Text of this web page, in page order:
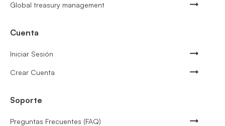
Global treasury management
Cuenta
Iniciar Sesión
Crear Cuenta
Soporte
Preguntas Frecuentes (FAQ)